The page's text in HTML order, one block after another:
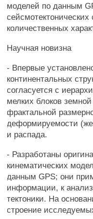
моделей по данным
количественных
Научная новизна
- Впервые
континентальных
согласуется с
мелких блоков
фрактальной
деформируемости
и распада.
- Разработаны
кинематических
данным GPS; они
информации, к
тектоники. На
строение